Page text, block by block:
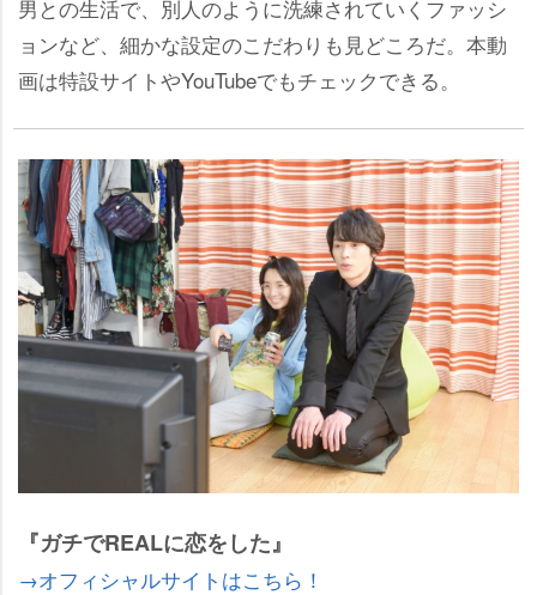
男との生活で、別人のように洗練されていくファッシ
ョンなど、細かな設定のこだわりも見どころだ。本動
画は特設サイトやYouTubeでもチェックできる。
『ガチでREALに恋をした』
→オフィシャルサイトはこちら！